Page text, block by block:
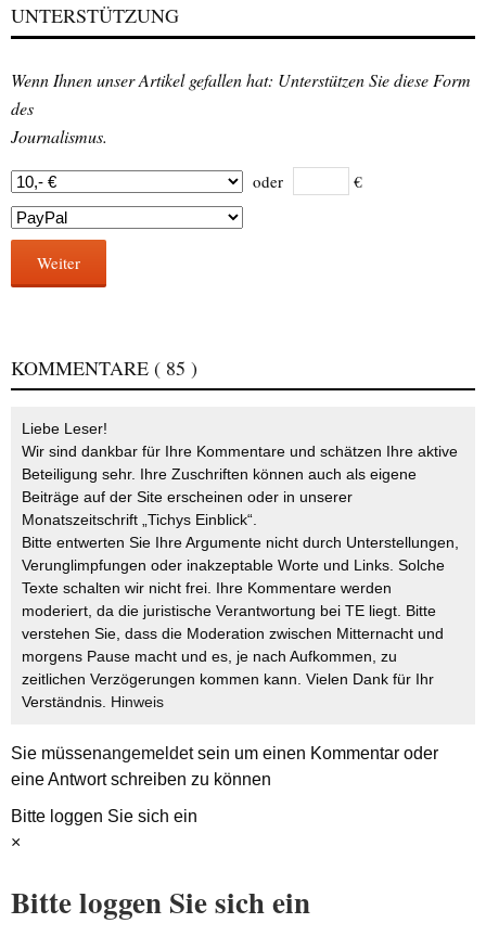
UNTERSTÜTZUNG
Wenn Ihnen unser Artikel gefallen hat: Unterstützen Sie diese Form
des
Journalismus.
oder €
Weiter
KOMMENTARE ( 85 )
Liebe Leser!
Wir sind dankbar für Ihre Kommentare und schätzen Ihre aktive
Beteiligung sehr. Ihre Zuschriften können auch als eigene
Beiträge auf der Site erscheinen oder in unserer
Monatszeitschrift „Tichys Einblick“.
Bitte entwerten Sie Ihre Argumente nicht durch Unterstellungen,
Verunglimpfungen oder inakzeptable Worte und Links. Solche
Texte schalten wir nicht frei. Ihre Kommentare werden
moderiert, da die juristische Verantwortung bei TE liegt. Bitte
verstehen Sie, dass die Moderation zwischen Mitternacht und
morgens Pause macht und es, je nach Aufkommen, zu
zeitlichen Verzögerungen kommen kann. Vielen Dank für Ihr
Verständnis. Hinweis
Sie müssenangemeldetsein um einen Kommentar oder
eine Antwort schreiben zu können
Bitte loggen Sie sich ein
×
Bitte loggen Sie sich ein